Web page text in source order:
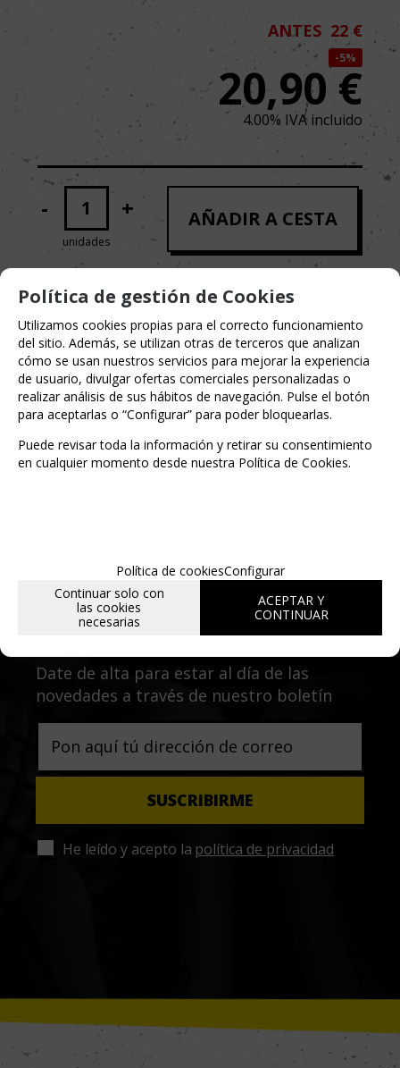
ANTES 22 €
5%
20,90 €
4.00% IVA incluido
-
unidades
+ AÑADIR A CESTA
Entérate de lo último
Date de alta para estar al día de las
novedades a través de nuestro boletín
He leído y acepto la política de privacidad
Política de gestión de Cookies
Utilizamos cookies propias para el correcto funcionamiento
del sitio. Además, se utilizan otras de terceros que analizan
cómo se usan nuestros servicios para mejorar la experiencia
de usuario, divulgar ofertas comerciales personalizadas o
realizar análisis de sus hábitos de navegación. Pulse el botón
para aceptarlas o “Configurar” para poder bloquearlas.
Puede revisar toda la información y retirar su consentimiento
en cualquier momento desde nuestra Política de Cookies.
Política de cookiesConfigurar
Continuar solo con
las cookies
necesarias
ACEPTAR Y
CONTINUAR